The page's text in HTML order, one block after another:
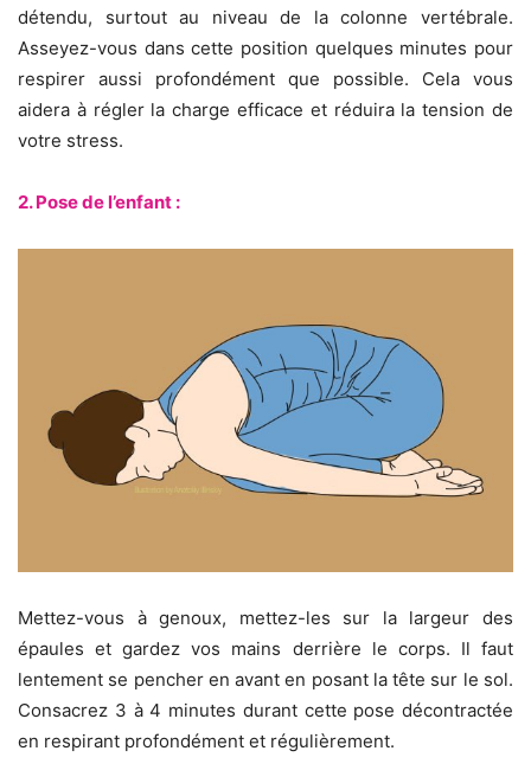
détendu, surtout au niveau de la colonne vertébrale.
Asseyez-vous dans cette position quelques minutes pour
respirer aussi profondément que possible. Cela vous
aidera à régler la charge efficace et réduira la tension de
votre stress.
2. Pose de l’enfant :
Mettez-vous à genoux, mettez-les sur la largeur des
épaules et gardez vos mains derrière le corps. Il faut
lentement se pencher en avant en posant la tête sur le sol.
Consacrez 3 à 4 minutes durant cette pose décontractée
en respirant profondément et régulièrement.